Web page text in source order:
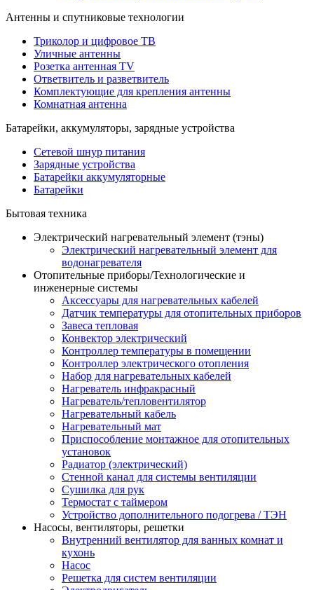
Антенны и спутниковые технологии
Триколор и цифровое ТВ
Уличные антенны
Розетка антенная TV
Ответвитель и разветвитель
Комплектующие для крепления антенны
Комнатная антенна
Батарейки, аккумуляторы, зарядные устройства
Сетевой шнур питания
Зарядные устройства
Батарейки аккумуляторные
Батарейки
Бытовая техника
Электрический нагревательный элемент (тэны)
Электрический нагревательный элемент для
водонагревателя
Отопительные приборы/Технологические и
инженерные системы
Аксессуары для нагревательных кабелей
Датчик температуры для отопительных приборов
Завеса тепловая
Конвектор электрический
Контроллер температуры в помещении
Контроллер электрического отопления
Набор для нагревательных кабелей
Нагреватель инфракрасный
Нагреватель/тепловентилятор
Нагревательный кабель
Нагревательный мат
Приспособление монтажное для отопительных
установок
Радиатор (электрический)
Стенной канал для системы вентиляции
Сушилка для рук
Термостат с таймером
Устройство дополнительного подогрева / ТЭН
Насосы, вентиляторы, решетки
Внутренний вентилятор для ванных комнат и
кухонь
Насос
Решетка для систем вентиляции